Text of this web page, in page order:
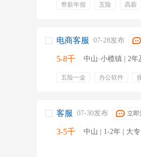
带薪年假 五险 高薪
电商客服 07-28发布
5-8千 中山·小榄镇 | 2
五险一金 办公软件
客服 07-30发布 立即
3-5千 中山 | 1-2年 | 大专